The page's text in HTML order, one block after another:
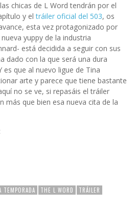
chicas de L Word tendrán por el
y eltráiler oficial del 503, os
esta vez protagonizado por
yuppy de la industria
está decidida a seguir con sus
dado con la que será una dura
que al nuevo ligue de Tina
arte y parece que tiene bastante
no se ve, si repasáis el tráiler
más que bien esa nueva cita de la
TEMPORADA THE L WORD TRÁILER